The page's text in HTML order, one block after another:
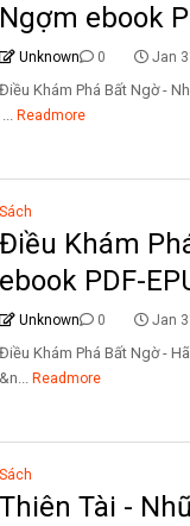
Ngợm ebook
Unknown 0 Jan
Điều Khám Phá Bất Ngờ -
... Readmore
Sách
Điều Khám
ebook PDF-
Unknown 0 Jan
Điều Khám Phá Bất Ngờ -
&n... Readmore
Sách
Thiên Tài -